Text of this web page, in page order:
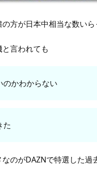
方が日本中相当な数いら
言われても
のかわからない
た
のがDAZNで特選した